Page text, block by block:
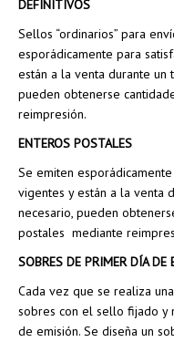
DEFINITIVOS
Sellos “ordinarios” para
esporádicamente para
están a la venta durante un
pueden obtenerse
reimpresión.
ENTEROS POSTALES
Se emiten
vigentes y están a la venta
necesario, pueden
postales mediante
SOBRES DE PRIMER DÍA DE
Cada vez que se realiza
sobres con el sello fijado y
de emisión. Se diseña un